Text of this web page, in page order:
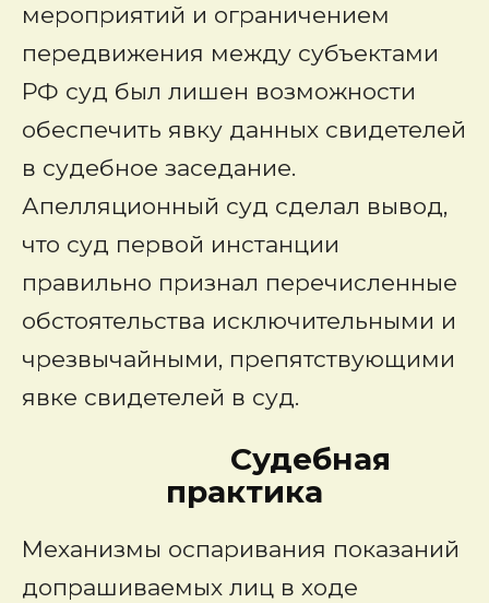
мероприятий и ограничением
передвижения между субъектами
РФ суд был лишен возможности
обеспечить явку данных свидетелей
в судебное заседание.
Апелляционный суд сделал вывод,
что суд первой инстанции
правильно признал перечисленные
обстоятельства исключительными и
чрезвычайными, препятствующими
явке свидетелей в суд.
Судебная
практика
Механизмы оспаривания показаний
допрашиваемых лиц в ходе